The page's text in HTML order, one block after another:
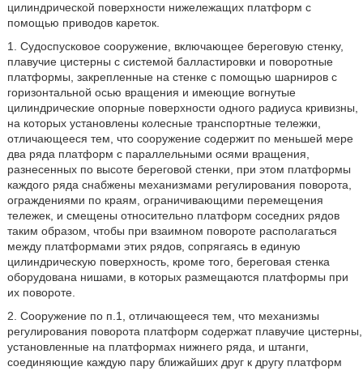
цилиндрической поверхности нижележащих платформ с
помощью приводов кареток.
1. Судоспусковое сооружение, включающее береговую стенку,
плавучие цистерны с системой балластировки и поворотные
платформы, закрепленные на стенке с помощью шарниров с
горизонтальной осью вращения и имеющие вогнутые
цилиндрические опорные поверхности одного радиуса кривизны,
на которых установлены колесные транспортные тележки,
отличающееся тем, что сооружение содержит по меньшей мере
два ряда платформ с параллельными осями вращения,
разнесенных по высоте береговой стенки, при этом платформы
каждого ряда снабжены механизмами регулирования поворота,
ограждениями по краям, ограничивающими перемещения
тележек, и смещены относительно платформ соседних рядов
таким образом, чтобы при взаимном повороте располагаться
между платформами этих рядов, сопрягаясь в единую
цилиндрическую поверхность, кроме того, береговая стенка
оборудована нишами, в которых размещаются платформы при
их повороте.
2. Сооружение по п.1, отличающееся тем, что механизмы
регулирования поворота платформ содержат плавучие цистерны,
установленные на платформах нижнего ряда, и штанги,
соединяющие каждую пару ближайших друг к другу платформ